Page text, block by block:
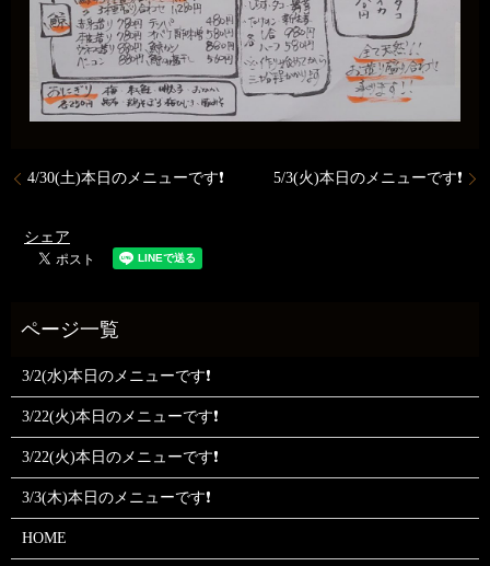
4/30(土)本日のメニューです❗ 5/3(火)本日のメニューです❗
シェア
3/2(水)本日のメニューです❗
3/22(火)本日のメニューです❗
3/22(火)本日のメニューです❗
3/3(木)本日のメニューです❗
HOME